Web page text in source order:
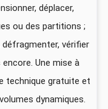
déplacer,
ou des partitions ;
vérifier
Une mise à
technique gratuite et
dynamiques.